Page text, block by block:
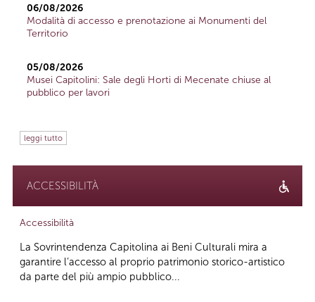
06/08/2026
Modalità di accesso e prenotazione ai Monumenti del
Territorio
05/08/2026
Musei Capitolini: Sale degli Horti di Mecenate chiuse al
pubblico per lavori
leggi tutto
ACCESSIBILITÀ
Accessibilità
La Sovrintendenza Capitolina ai Beni Culturali mira a
garantire l’accesso al proprio patrimonio storico-artistico
da parte del più ampio pubblico...